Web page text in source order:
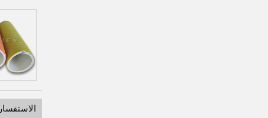
الاستفسار